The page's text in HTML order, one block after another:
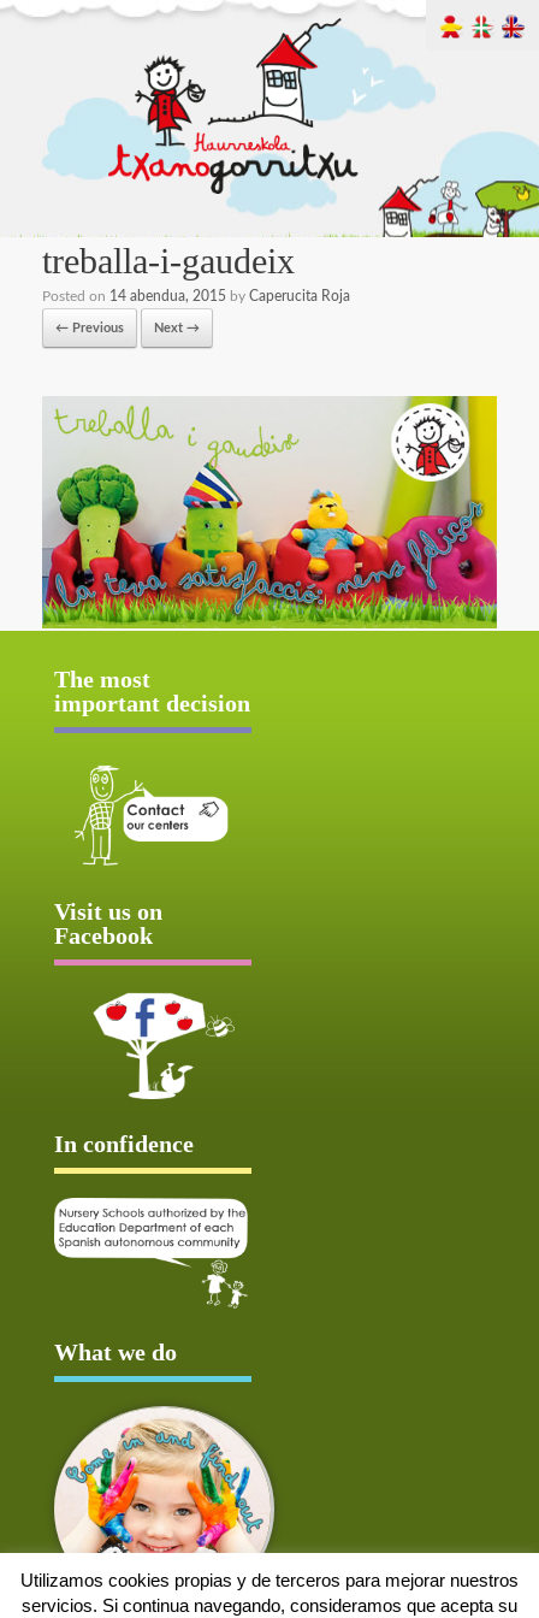
treballa-i-gaudeix
Posted on 14 abendua, 2015 by Caperucita Roja
← Previous Next →
The most
important decision
Visit us on
Facebook
In confidence
What we do
Utilizamos cookies propias y de terceros para mejorar nuestros
servicios. Si continua navegando, consideramos que acepta su